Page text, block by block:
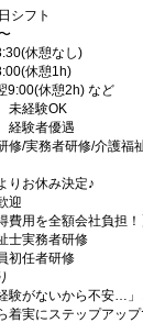
シフト
休憩なし)
休憩1h)
9:00(休憩2h) など
未経験OK
経験者優遇
修/実務者研修/介護福
りお休み決定♪
迎
費用を全額会社負担！
士実務者研修
初任者研修
験がないから不安…」
着実にステップアップ